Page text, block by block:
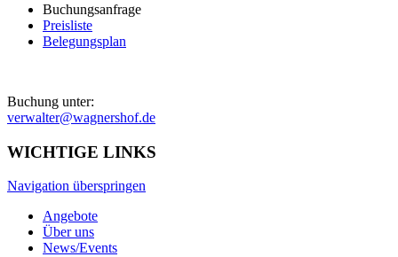
Buchungsanfrage
Preisliste
Belegungsplan
Buchung unter:
verwalter@wagnershof.de
WICHTIGE LINKS
Navigation überspringen
Angebote
Über uns
News/Events